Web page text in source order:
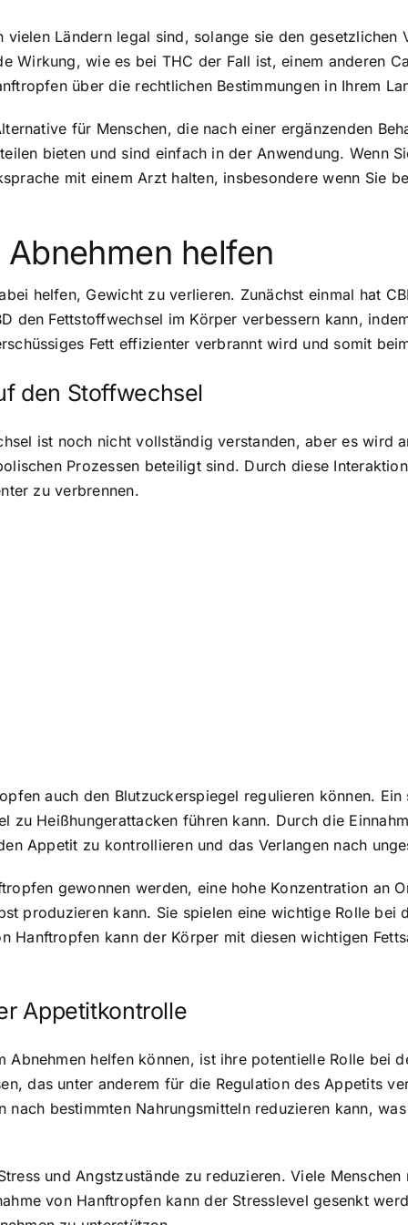
Ländern legal sind, solange sie den gesetzlichen
Wirkung, wie es bei THC der Fall ist, einem anderen
über die rechtlichen Bestimmungen in Ihrem
für Menschen, die nach einer ergänzenden
bieten und sind einfach in der Anwendung. Wenn
mit einem Arzt halten, insbesondere wenn Sie
helfen
helfen, Gewicht zu verlieren. Zunächst einmal hat
den Fettstoffwechsel im Körper verbessern kann,
Fett effizienter verbrannt wird und somit
den Stoffwechsel
ist noch nicht vollständig verstanden, aber es wird
Prozessen beteiligt sind. Durch diese
zu verbrennen.
auch den Blutzuckerspiegel regulieren können.
zu Heißhungerattacken führen kann. Durch die
Appetit zu kontrollieren und das Verlangen nach
gewonnen werden, eine hohe Konzentration an
produzieren kann. Sie spielen eine wichtige Rolle bei
Hanftropfen kann der Körper mit diesen wichtigen
Appetitkontrolle
helfen können, ist ihre potentielle Rolle bei
das unter anderem für die Regulation des Appetits
nach bestimmten Nahrungsmitteln reduzieren kann,
und Angstzustände zu reduzieren. Viele
von Hanftropfen kann der Stresslevel gesenkt